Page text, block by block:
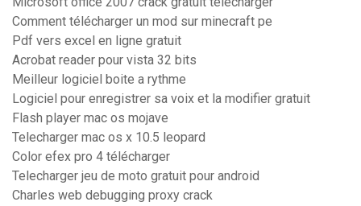
Comment télécharger un mod sur minecraft pe
Pdf vers excel en ligne gratuit
Acrobat reader pour vista 32 bits
Meilleur logiciel boite a rythme
Logiciel pour enregistrer sa voix et la modifier gratuit
Flash player mac os mojave
Telecharger mac os x 10.5 leopard
Color efex pro 4 télécharger
Telecharger jeu de moto gratuit pour android
Charles web debugging proxy crack